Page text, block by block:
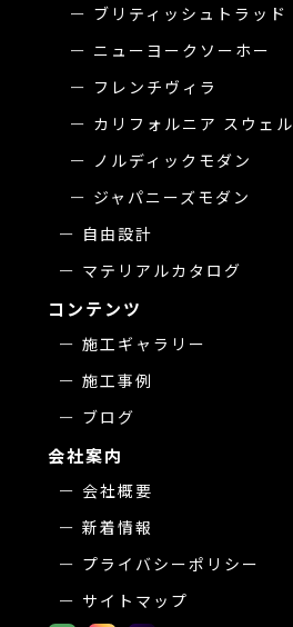
ブリティッシュトラッド
ニューヨークソーホー
フレンチヴィラ
カリフォルニア スウェル
ノルディックモダン
ジャパニーズモダン
自由設計
マテリアルカタログ
コンテンツ
施工ギャラリー
施工事例
ブログ
会社案内
会社概要
新着情報
プライバシーポリシー
サイトマップ